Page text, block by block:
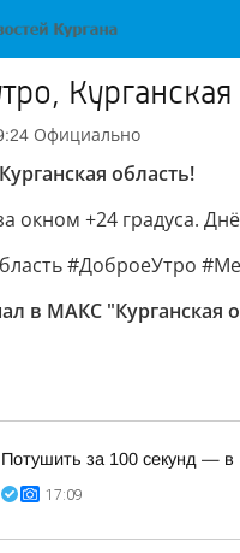
Курганская
Официально
область!
окном +24 градуса.
#ДоброеУтро
в МАКС "Курганская
Потушить за 100 секунд — в
17:09